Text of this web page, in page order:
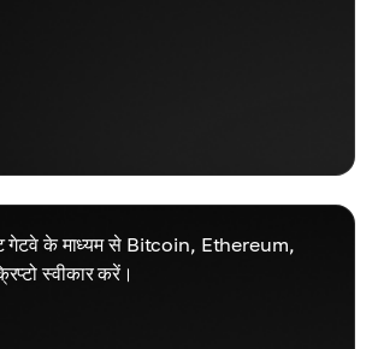
गेटवे के माध्यम से Bitcoin, Ethereum,
स्वीकार करें।